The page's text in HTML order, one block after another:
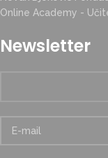
Online Academy -
Newsletter